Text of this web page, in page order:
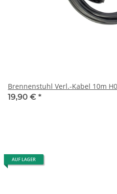
Brennenstuhl Verl.-Kabel 10m
19,90 € *
AUF LAGER